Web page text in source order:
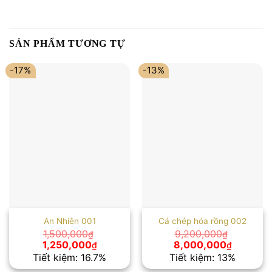
SẢN PHẨM TƯƠNG TỰ
-17%
An Nhiên 001
1,500,000₫
Giá
gốc
là:
1,250,000₫Giá
hiện
tại
Tiết kiệm: 16.7%
-13%
Cá chép hóa rồng 002
9,200,000₫
Giá
gốc
là:
8,000,000₫Giá
hiện
tại
Tiết kiệm: 13%